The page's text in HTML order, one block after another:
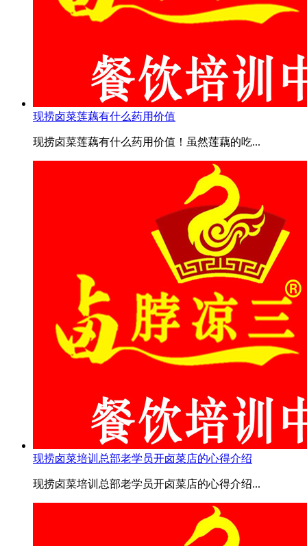
现捞卤菜莲藕有什么药用价值
现捞卤菜莲藕有什么药用价值！虽然莲藕的吃...
现捞卤菜培训总部老学员开卤菜店的心得介绍
现捞卤菜培训总部老学员开卤菜店的心得介绍...